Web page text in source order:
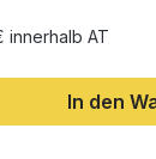
innerhalb AT
denIn den